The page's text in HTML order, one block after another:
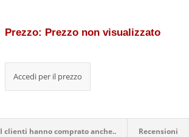
Prezzo: Prezzo non visualizzato
Accedi per il prezzo
I clienti hanno comprato anche.. Recensioni